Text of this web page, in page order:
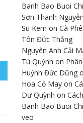
Banh Bao Buoi
Sơn Thanh Nguyễn
Su Kem onCà
Tôn Đức Thắng
Nguyên Anh Cải
Tú Quỳnh on
Huỳnh Đức Dũng
Hoa Cỏ May on
Dư Quỳnh on
Banh Bao Buoi
veo